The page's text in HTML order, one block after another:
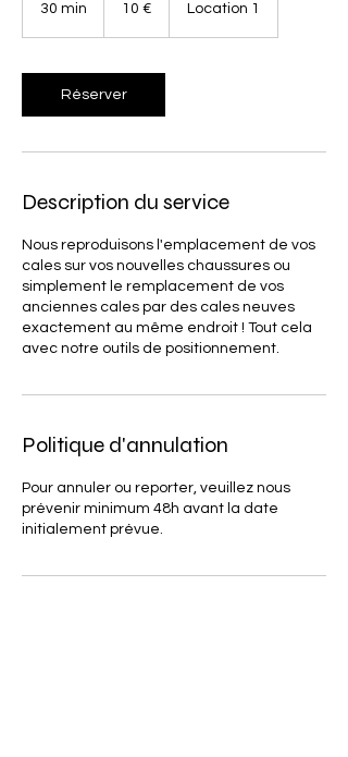
30 min
i
n
10 € Location 1
Réserver
Description du service
Nous reproduisons l'emplacement de vos
cales sur vos nouvelles chaussures ou
simplement le remplacement de vos
anciennes cales par des cales neuves
exactement au même endroit ! Tout cela
avec notre outils de positionnement.
Politique d'annulation
Pour annuler ou reporter, veuillez nous
prévenir minimum 48h avant la date
initialement prévue.